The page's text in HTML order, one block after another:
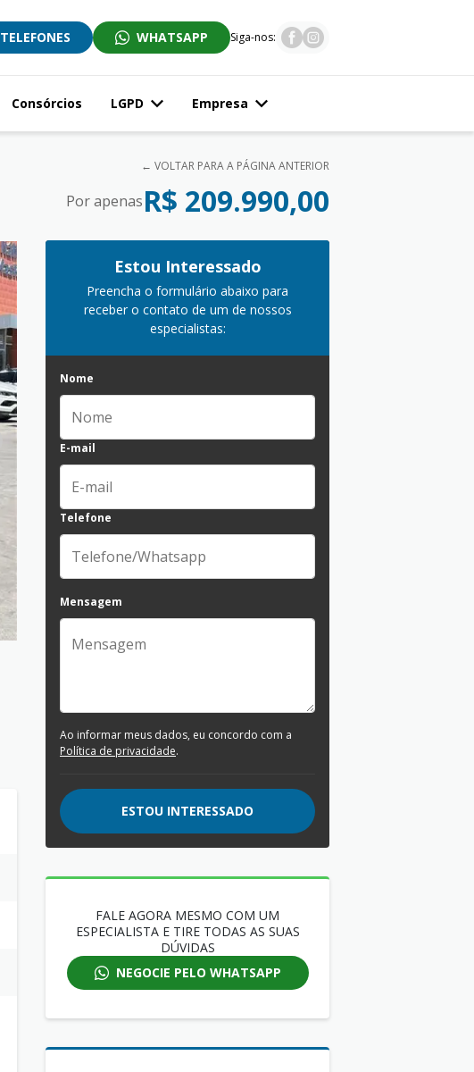
TELEFONES WHATSAPP Siga-nos:
Consórcios LGPD Empresa
← VOLTAR PARA A PÁGINA ANTERIOR
Por apenasR$ 209.990,00
Estou Interessado
Preencha o formulário abaixo para
receber o contato de um de nossos
especialistas:
Nome
E-mail
Telefone
Mensagem
Ao informar meus dados, eu concordo com a
Política de privacidade.
ESTOU INTERESSADO
FALE AGORA MESMO COM UM
ESPECIALISTA E TIRE TODAS AS SUAS
DÚVIDAS
NEGOCIE PELO WHATSAPP